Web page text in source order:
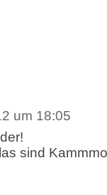
um 18:05
sind